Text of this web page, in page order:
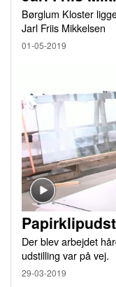
Børglum Kloster
Jarl Friis Mikkelsen
01-05-2019
Der blev arbejdet
udstilling var på vej.
29-03-2019